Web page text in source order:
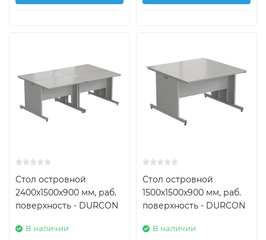
Стол островной
2400х1500х900 мм, раб.
поверхность - DURCON
В наличии
Стол островной
1500х1500х900 мм, раб.
поверхность - DURCON
В наличии